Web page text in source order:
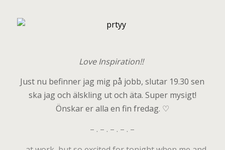
Love Inspiration!!
Just nu befinner jag mig på jobb, slutar 19.30 sen
ska jag och älskling ut och äta. Super mysigt!
Önskar er alla en fin fredag. ♡
– . – . – . – . –